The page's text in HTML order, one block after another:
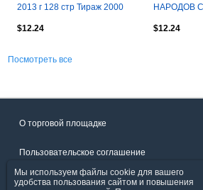
2013 г 128 стр Тираж 2000
$12.24
НАРОДОВ
Рисунки И.
$12.24
Посмотреть все
О торговой площадке
Пользовательское соглашение
Политика конфиденциальности
Мы используем файлы cookie для вашего
удобства пользования сайтом и повышения